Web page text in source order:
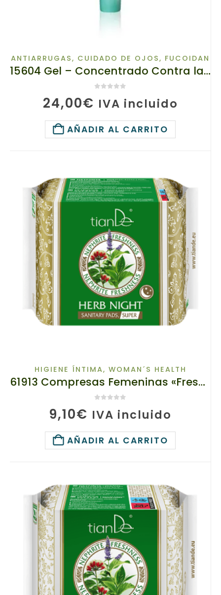
ANTIARRUGAS, CUIDADO DE OJOS, FUCOIDAN
15604 Gel – Concentrado Contra las Arrugas Alrededor de los Ojos. TianDe, 25g, Mirada expresiva!
24,00€ IVA incluido
AÑADIR AL CARRITO
HIGIENE ÍNTIMA, WOMAN´S HEALTH
61913 Compresas Femeninas «Frescura de Jade», a Base de Hierbas, Noche, TianDe, 10Un.
9,10€ IVA incluido
AÑADIR AL CARRITO